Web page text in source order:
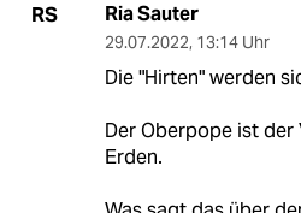
RS Ria Sauter
29.07.2022, 13:14 Uhr
Die "Hirten" werden
Der Oberpope ist
Erden.